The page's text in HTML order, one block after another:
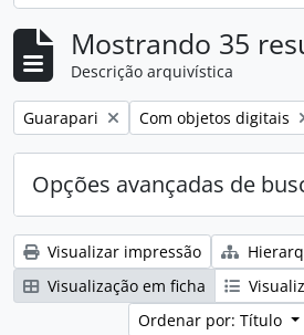
Mostrando 35
Descrição arquivística
Remover filtro:
Guarapari Remover filtro:
Com objetos digitais
Opções avançadas de
Visualizar impressão
Visualização em ficha
Ordenar por: Título